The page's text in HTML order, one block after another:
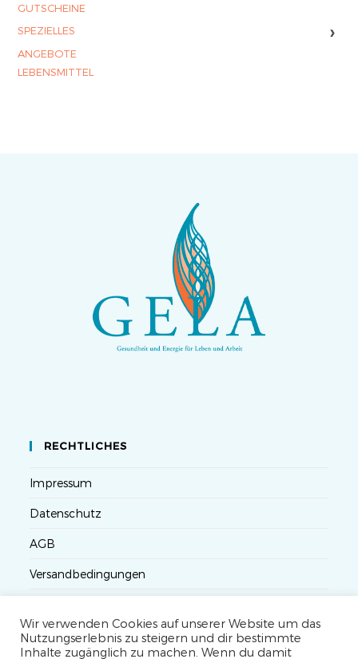
GUTSCHEINE
SPEZIELLES
›
ANGEBOTE
LEBENSMITTEL
RECHTLICHES
Impressum
Datenschutz
AGB
Versandbedingungen
Seminarteilnahme- und Storno-Bedingungen
Wir verwenden Cookies auf unserer Website um das
Nutzungserlebnis zu steigern und dir bestimmte
Inhalte zugänglich zu machen. Wenn du damit